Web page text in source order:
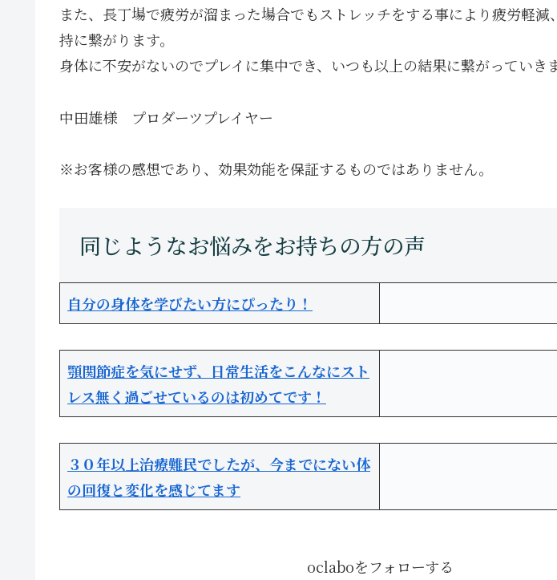
また、長丁場で疲労が溜まった場合でもストレッチをする事により疲労軽減
持に繋がります。
身体に不安がないのでプレイに集中でき、いつも以上の結果に繋がっていきま
中田雄様 プロダーツプレイヤー
※お客様の感想であり、効果効能を保証するものではありません。
自分の身体を学びたい方にぴったり！
顎関節症を気にせず、日常生活をこんなにスト
レス無く過ごせているのは初めてです！
３０年以上治療難民でしたが、今までにない体
の回復と変化を感じてます
oclaboをフォローする